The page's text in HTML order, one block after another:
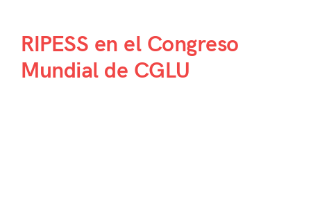
RIPESS en el Congreso
Mundial de CGLU